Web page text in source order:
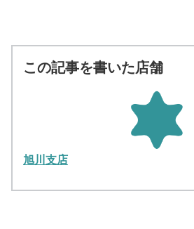
この記事を書いた店舗
旭川支店